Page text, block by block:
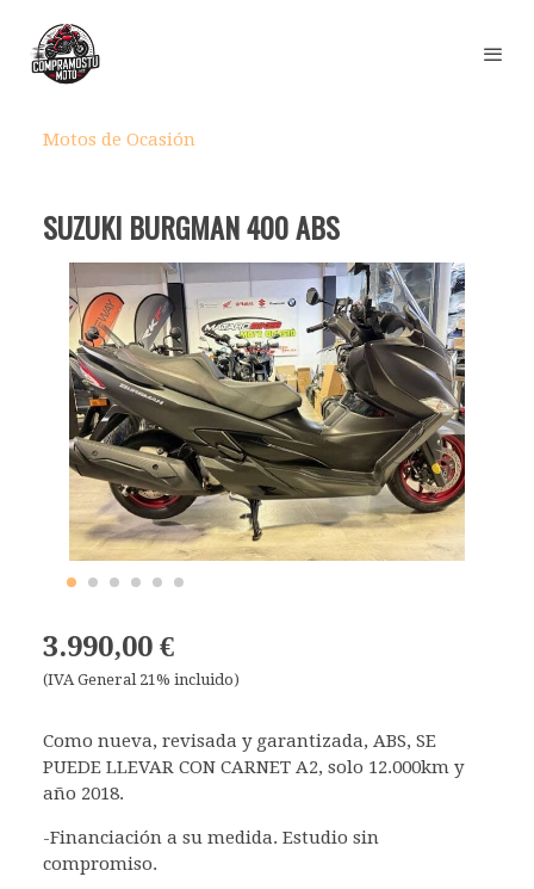
Motos de Ocasión
SUZUKI BURGMAN 400 ABS
3.990,00 €
(IVA General 21% incluido)
Como nueva, revisada y garantizada, ABS, SE
PUEDE LLEVAR CON CARNET A2, solo 12.000km y
año 2018.
-Financiación a su medida. Estudio sin
compromiso.